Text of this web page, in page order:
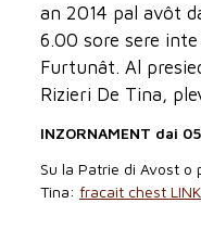
an 2014 pal avôt
6.00 sore sere
Furtunât. Al
Rizieri De Tina,
INZORNAMENT dai
Su la Patrie di Avost o
Tina: fracait chest LINK